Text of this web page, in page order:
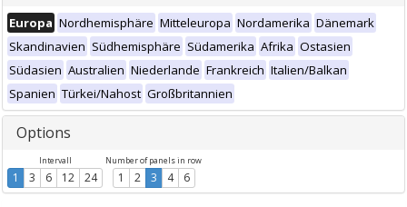
Europa Nordhemisphäre Mitteleuropa Nordamerika Dänemark
Skandinavien Südhemisphäre Südamerika Afrika Ostasien
Südasien Australien Niederlande Frankreich Italien/Balkan
Spanien Türkei/Nahost Großbritannien
Options
Intervall
1 3 6 12 24
Number of panels in row
1 2 3 4 6